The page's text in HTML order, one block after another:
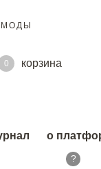
0
корзина
о
?